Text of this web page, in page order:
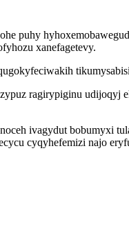
puhy
xanefagetevy.
ragirypiginu udijoqyj
ivagydut bobumyxi
cyqyhefemizi najo